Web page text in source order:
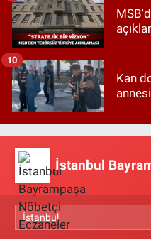
Kan
10
İstanbul